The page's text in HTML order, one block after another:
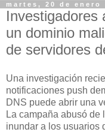
martes, 20 de enero
Investigadores
un dominio
de servidores
Una investigación
notificaciones push
DNS puede abrir una
La campaña abusó
inundar a los usuarios